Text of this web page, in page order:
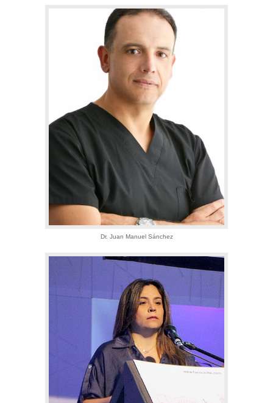
Dr. Juan Manuel Sánchez